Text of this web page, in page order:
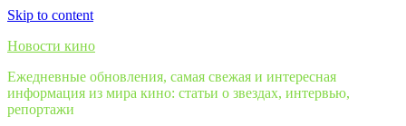
Skip to content
Новости кино
Ежедневные обновления, самая свежая и интересная
информация из мира кино: статьи о звездах, интервью,
репортажи